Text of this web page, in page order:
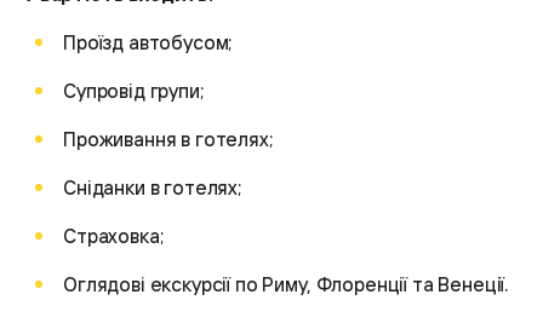
Проїзд автобусом;
Супровід групи;
Проживання в готелях;
Сніданки в готелях;
Страховка;
Оглядові екскурсії по Риму, Флоренції та Венеції.